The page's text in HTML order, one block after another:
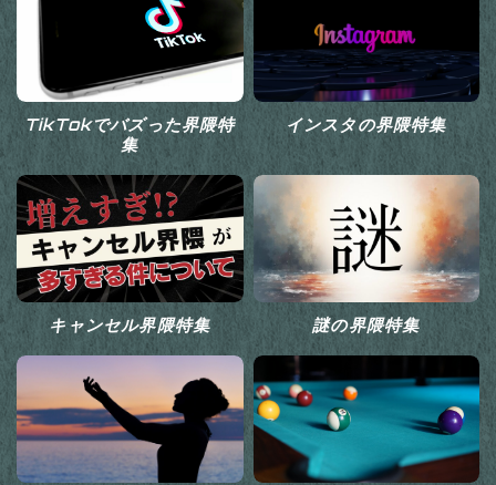
TikTokでバズった界隈特
集
インスタの界隈特集
キャンセル界隈特集 謎の界隈特集